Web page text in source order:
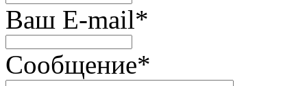
Ваш E-mail*
Сообщение*